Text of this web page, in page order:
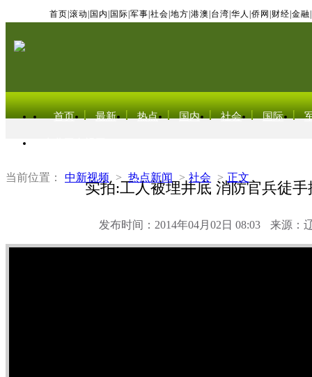
首页 滚动 国内 国际 军事 社会 地方 港澳 台湾 华人 侨网 财经 金融
首页 最新 热点 国内 社会 国际
当前位置： 中新视频 > 热点新闻 > 社会 > 正文
实拍:工人被埋井底 消防官兵徒手
发布时间：2014年04月02日 08:03 来源：